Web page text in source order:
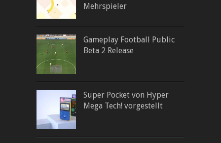
Mehrspieler
Gameplay Football Public
Beta 2 Release
Super Pocket von Hyper
Mega Tech! vorgestellt